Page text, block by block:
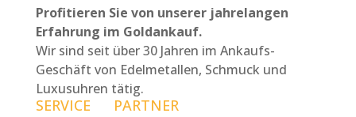
Profitieren Sie von unserer jahrelangen
Erfahrung im Goldankauf.
Wir sind seit über 30 Jahren im Ankaufs-
Geschäft von Edelmetallen, Schmuck und
Luxusuhren tätig.
SERVICE PARTNER